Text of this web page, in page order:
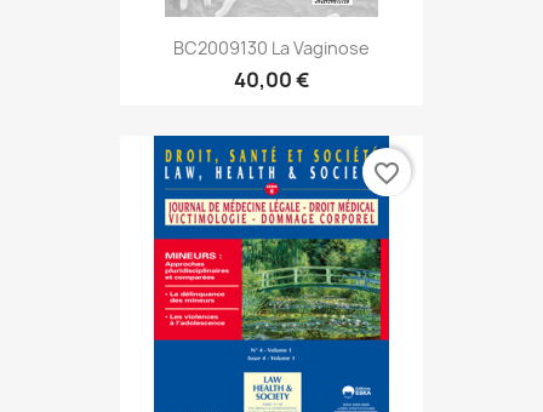
BC2009130 La Vaginose
40,00 €
favorite_border